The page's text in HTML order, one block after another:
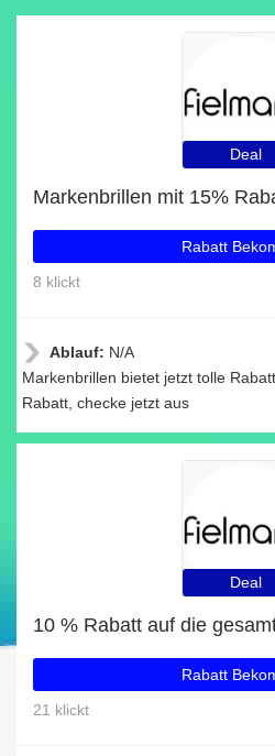
Deal
Markenbrillen mit 15%
Rabatt
8 klickt
Ablauf: N/A
Markenbrillen bietet jetzt tolle
Rabatt, checke jetzt aus
Deal
Rabatt
21 klickt